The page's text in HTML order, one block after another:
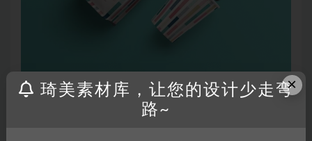
×
琦美素材库，让您的设计少走弯
路~